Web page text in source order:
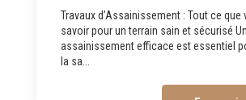
Travaux d’Assainissement : Tout ce que
savoir pour un terrain sain et sécurisé Un
assainissement efficace est essentiel
la sa...